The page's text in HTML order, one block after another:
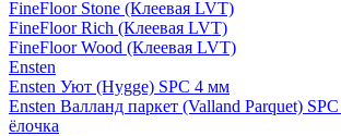
FineFloor Stone (Клеевая LVT)
FineFloor Rich (Клеевая LVT)
FineFloor Wood (Клеевая LVT)
Ensten
Ensten Уют (Hygge) SPC 4 мм
Ensten Валланд паркет (Valland Parquet)
ёлочка